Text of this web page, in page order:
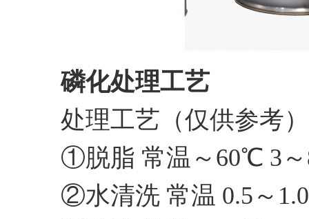
磷化处理工艺
处理工艺（仅供参考
①脱脂 常温～60℃ 3
②水清洗 常温 0.5～